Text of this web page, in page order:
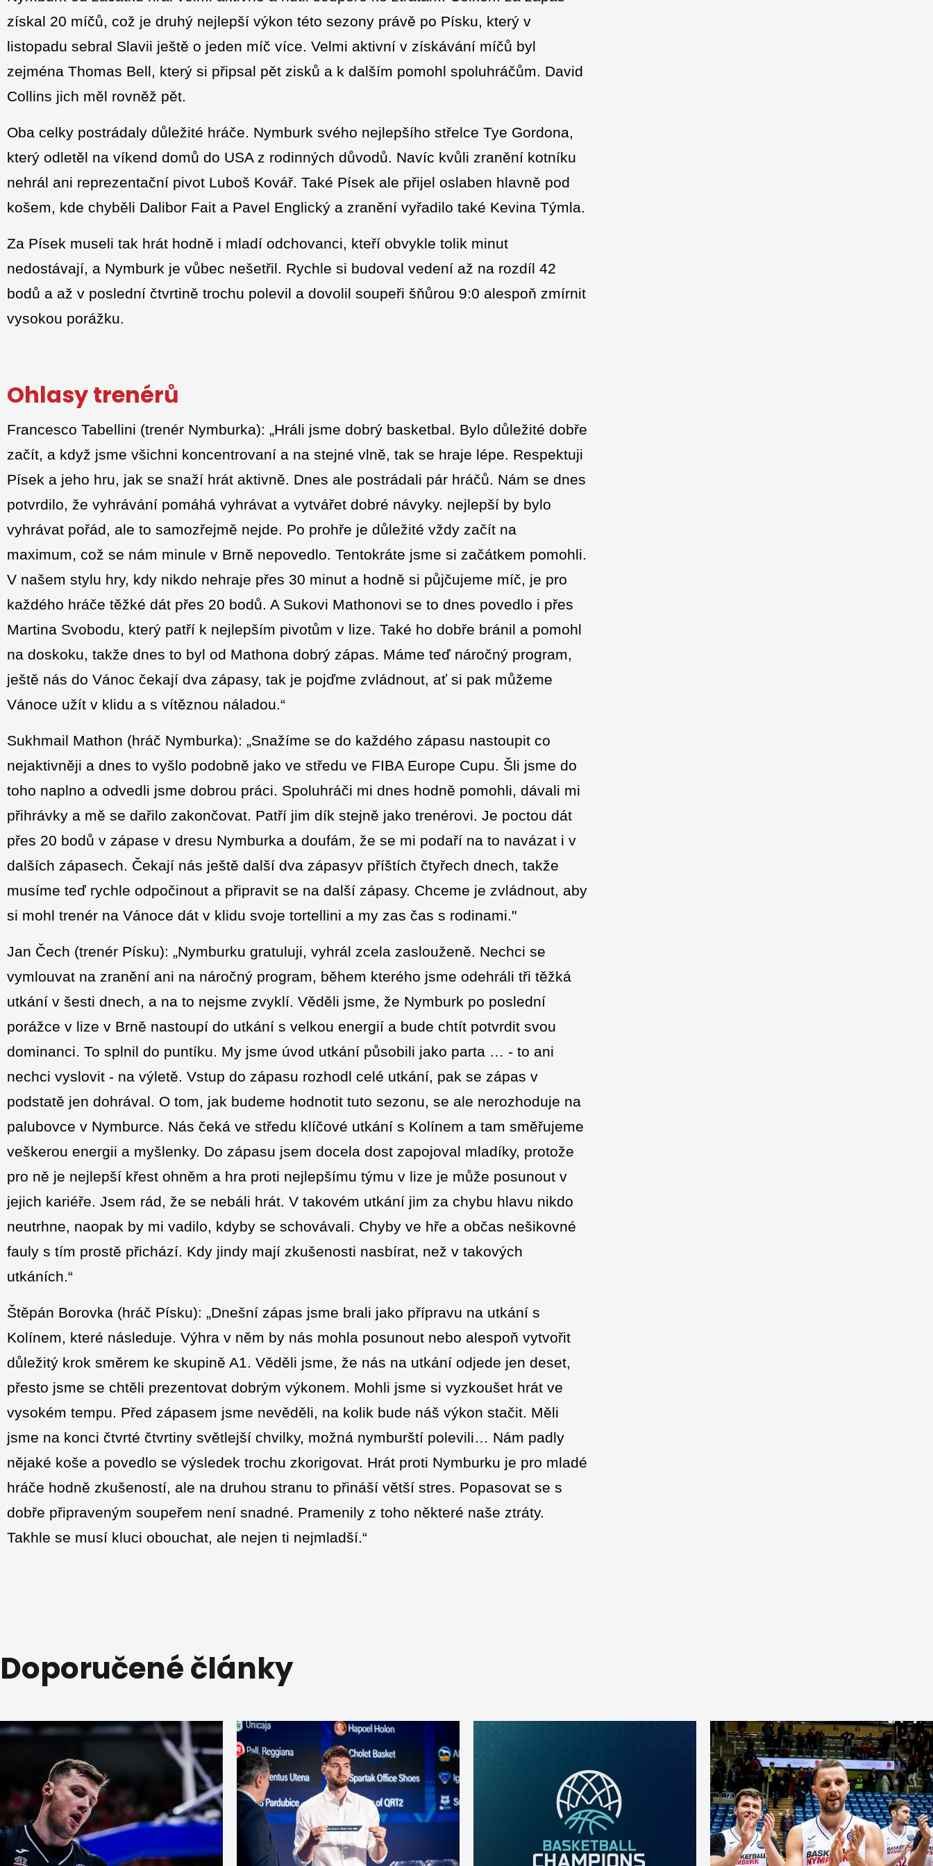
získal 20 míčů, což je druhý nejlepší výkon této sezony právě po Písku, který v
listopadu sebral Slavii ještě o jeden míč více. Velmi aktivní v získávání míčů byl
zejména Thomas Bell, který si připsal pět zisků a k dalším pomohl spoluhráčům. David
Collins jich měl rovněž pět.
Oba celky postrádaly důležité hráče. Nymburk svého nejlepšího střelce Tye Gordona,
který odletěl na víkend domů do USA z rodinných důvodů. Navíc kvůli zranění kotníku
nehrál ani reprezentační pivot Luboš Kovář. Také Písek ale přijel oslaben hlavně pod
košem, kde chyběli Dalibor Fait a Pavel Englický a zranění vyřadilo také Kevina Týmla.
Za Písek museli tak hrát hodně i mladí odchovanci, kteří obvykle tolik minut
nedostávají, a Nymburk je vůbec nešetřil. Rychle si budoval vedení až na rozdíl 42
bodů a až v poslední čtvrtině trochu polevil a dovolil soupeři šňůrou 9:0 alespoň zmírnit
vysokou porážku.
Ohlasy trenérů
Francesco Tabellini (trenér Nymburka): „Hráli jsme dobrý basketbal. Bylo důležité dobře
začít, a když jsme všichni koncentrovaní a na stejné vlně, tak se hraje lépe. Respektuji
Písek a jeho hru, jak se snaží hrát aktivně. Dnes ale postrádali pár hráčů. Nám se dnes
potvrdilo, že vyhrávání pomáhá vyhrávat a vytvářet dobré návyky. nejlepší by bylo
vyhrávat pořád, ale to samozřejmě nejde. Po prohře je důležité vždy začít na
maximum, což se nám minule v Brně nepovedlo. Tentokráte jsme si začátkem pomohli.
V našem stylu hry, kdy nikdo nehraje přes 30 minut a hodně si půjčujeme míč, je pro
každého hráče těžké dát přes 20 bodů. A Sukovi Mathonovi se to dnes povedlo i přes
Martina Svobodu, který patří k nejlepším pivotům v lize. Také ho dobře bránil a pomohl
na doskoku, takže dnes to byl od Mathona dobrý zápas. Máme teď náročný program,
ještě nás do Vánoc čekají dva zápasy, tak je pojďme zvládnout, ať si pak můžeme
Vánoce užít v klidu a s vítěznou náladou.“
Sukhmail Mathon (hráč Nymburka): „Snažíme se do každého zápasu nastoupit co
nejaktivněji a dnes to vyšlo podobně jako ve středu ve FIBA Europe Cupu. Šli jsme do
toho naplno a odvedli jsme dobrou práci. Spoluhráči mi dnes hodně pomohli, dávali mi
přihrávky a mě se dařilo zakončovat. Patří jim dík stejně jako trenérovi. Je poctou dát
přes 20 bodů v zápase v dresu Nymburka a doufám, že se mi podaří na to navázat i v
dalších zápasech. Čekají nás ještě další dva zápasyv příštích čtyřech dnech, takže
musíme teď rychle odpočinout a připravit se na další zápasy. Chceme je zvládnout, aby
si mohl trenér na Vánoce dát v klidu svoje tortellini a my zas čas s rodinami."
Jan Čech (trenér Písku): „Nymburku gratuluji, vyhrál zcela zaslouženě. Nechci se
vymlouvat na zranění ani na náročný program, během kterého jsme odehráli tři těžká
utkání v šesti dnech, a na to nejsme zvyklí. Věděli jsme, že Nymburk po poslední
porážce v lize v Brně nastoupí do utkání s velkou energií a bude chtít potvrdit svou
dominanci. To splnil do puntíku. My jsme úvod utkání působili jako parta … - to ani
nechci vyslovit - na výletě. Vstup do zápasu rozhodl celé utkání, pak se zápas v
podstatě jen dohrával. O tom, jak budeme hodnotit tuto sezonu, se ale nerozhoduje na
palubovce v Nymburce. Nás čeká ve středu klíčové utkání s Kolínem a tam směřujeme
veškerou energii a myšlenky. Do zápasu jsem docela dost zapojoval mladíky, protože
pro ně je nejlepší křest ohněm a hra proti nejlepšímu týmu v lize je může posunout v
jejich kariéře. Jsem rád, že se nebáli hrát. V takovém utkání jim za chybu hlavu nikdo
neutrhne, naopak by mi vadilo, kdyby se schovávali. Chyby ve hře a občas nešikovné
fauly s tím prostě přichází. Kdy jindy mají zkušenosti nasbírat, než v takových
utkáních.“
Štěpán Borovka (hráč Písku): „Dnešní zápas jsme brali jako přípravu na utkání s
Kolínem, které následuje. Výhra v něm by nás mohla posunout nebo alespoň vytvořit
důležitý krok směrem ke skupině A1. Věděli jsme, že nás na utkání odjede jen deset,
přesto jsme se chtěli prezentovat dobrým výkonem. Mohli jsme si vyzkoušet hrát ve
vysokém tempu. Před zápasem jsme nevěděli, na kolik bude náš výkon stačit. Měli
jsme na konci čtvrté čtvrtiny světlejší chvilky, možná nymburští polevili… Nám padly
nějaké koše a povedlo se výsledek trochu zkorigovat. Hrát proti Nymburku je pro mladé
hráče hodně zkušeností, ale na druhou stranu to přináší větší stres. Popasovat se s
dobře připraveným soupeřem není snadné. Pramenily z toho některé naše ztráty.
Takhle se musí kluci obouchat, ale nejen ti nejmladší.“
Doporučené články